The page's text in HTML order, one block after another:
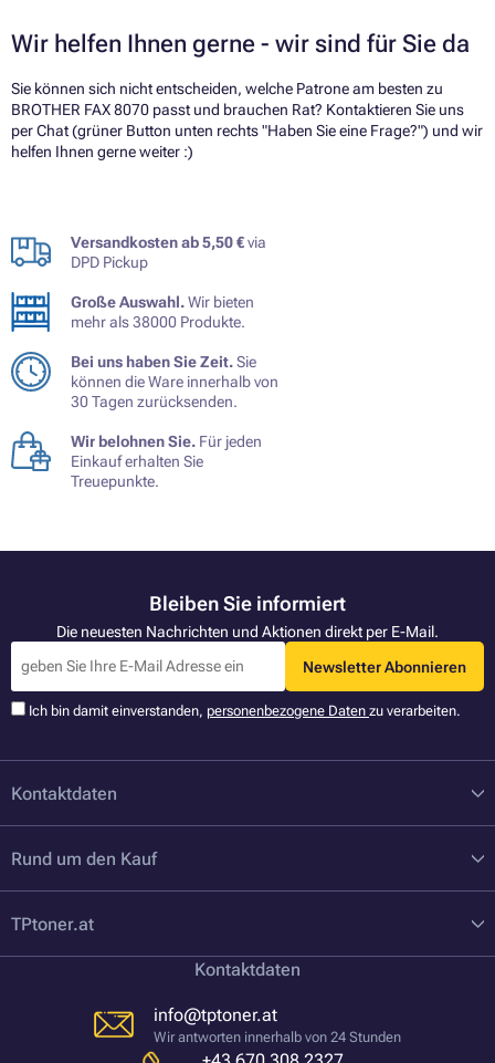
Wir helfen Ihnen gerne - wir sind für Sie da
Sie können sich nicht entscheiden, welche Patrone am besten zu
BROTHER FAX 8070 passt und brauchen Rat? Kontaktieren Sie uns
per Chat (grüner Button unten rechts "Haben Sie eine Frage?") und wir
helfen Ihnen gerne weiter :)
Versandkosten ab 5,50 €via
DPD Pickup
Große Auswahl.Wir bieten
mehr als 38000 Produkte.
Bei uns haben Sie Zeit.Sie
können die Ware innerhalb von
30 Tagen zurücksenden.
Wir belohnen Sie. Für jeden
Einkauf erhalten Sie
Treuepunkte.
Bleiben Sie informiert
Die neuesten Nachrichten und Aktionen direkt per E-Mail.
Newsletter Abonnieren
Ich bin damit einverstanden, personenbezogene Daten zu verarbeiten.
Kontaktdaten
Rund um den Kauf
TPtoner.at
Kontaktdaten
info@tptoner.at
Wir antworten innerhalb von 24 Stunden